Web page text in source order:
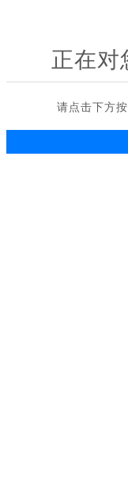
正在对
请点击下方